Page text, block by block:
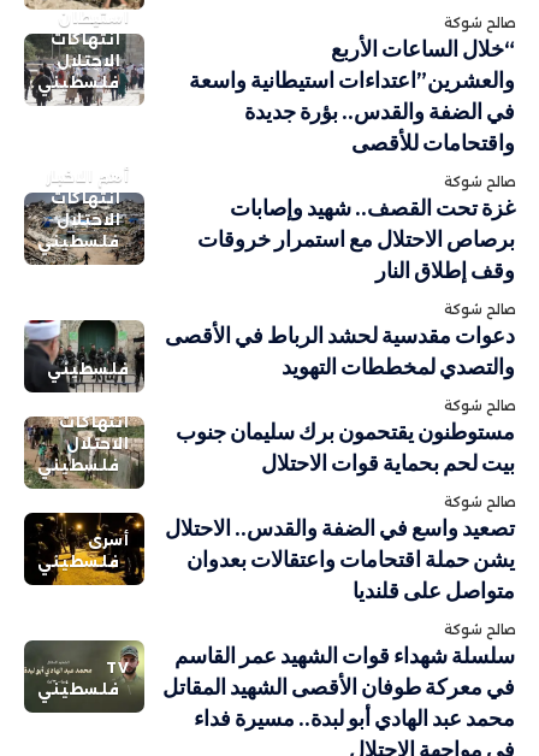
صالح شوكة
استيطان
انتهاكات
الاحتلال
فلسطيني
“خلال الساعات الأربع
والعشرين”اعتداءات استيطانية واسعة
في الضفة والقدس.. بؤرة جديدة
واقتحامات للأقصى
صالح شوكة
أهم الاخبار
انتهاكات
الاحتلال
فلسطيني
غزة تحت القصف.. شهيد وإصابات
برصاص الاحتلال مع استمرار خروقات
وقف إطلاق النار
صالح شوكة
فلسطيني
دعوات مقدسية لحشد الرباط في الأقصى
والتصدي لمخططات التهويد
صالح شوكة
انتهاكات
الاحتلال
فلسطيني
مستوطنون يقتحمون برك سليمان جنوب
بيت لحم بحماية قوات الاحتلال
صالح شوكة
أسرى
فلسطيني
تصعيد واسع في الضفة والقدس.. الاحتلال
يشن حملة اقتحامات واعتقالات بعدوان
متواصل على قلنديا
صالح شوكة
TV
فلسطيني
سلسلة شهداء قوات الشهيد عمر القاسم
في معركة طوفان الأقصى الشهيد المقاتل
محمد عبد الهادي أبو لبدة.. مسيرة فداء
في مواجهة الاحتلال